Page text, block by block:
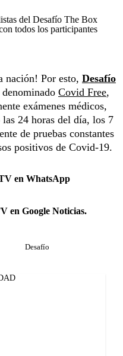
del Desafío The Box
todos los participantes
nación! Por esto, Desafío
Covid Free,
exámenes médicos,
24 horas del día, los 7
de pruebas constantes
positivos de Covid-19.
en WhatsApp
en Google Noticias.
Desafío